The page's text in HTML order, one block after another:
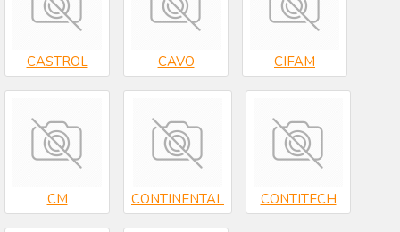
CASTROL CAVO CIFAM
CM CONTINENTAL CONTITECH